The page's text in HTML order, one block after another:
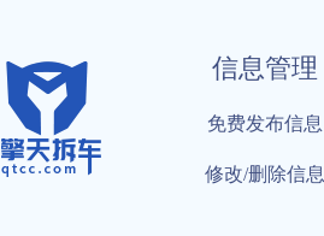
信息管理
免费发布信息
修改/删除信息